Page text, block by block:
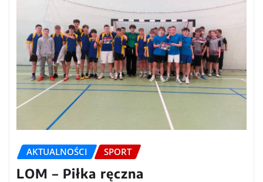
AKTUALNOŚCI SPORT
LOM – Piłka ręczna